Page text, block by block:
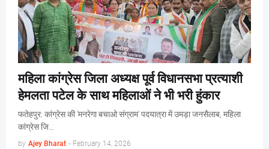
महिला कांग्रेस जिला अध्यक्ष पूर्व विधानसभा प्रत्याशी
हेमलता पटेल के साथ महिलाओं ने भी भरी हुंकार
फतेहपुर: कांग्रेस की 'मनरेगा बचाओ संग्राम' पदयात्रा में उमड़ा जनसैलाब, महिला
कांग्रेस जि…
by Ajey Bharat - February 14, 2026